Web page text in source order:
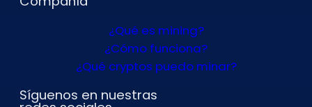
¿Qué es mining?
¿Cómo funciona?
¿Qué cryptos puedo minar?
Síguenos en nuestras